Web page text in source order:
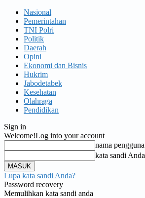
Nasional
Pemerintahan
TNI Polri
Politik
Daerah
Opini
Ekonomi dan Bisnis
Hukrim
Jabodetabek
Kesehatan
Olahraga
Pendidikan
Sign in
Welcome!Log into your account
nama pengguna
kata sandi Anda
Lupa kata sandi Anda?
Password recovery
Memulihkan kata sandi anda